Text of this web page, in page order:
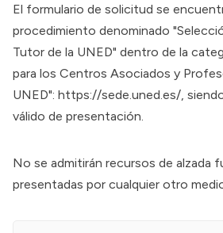
El formulario de solicitud se
procedimiento denominado
Tutor de la UNED" dentro de la
para los Centros Asociados y
UNED": https://sede.uned.es/,
válido de presentación.
No se admitirán recursos de alzada
presentadas por cualquier otro